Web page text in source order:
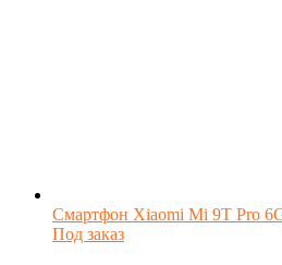
Смартфон Xiaomi Mi 9T Pro
Под заказ